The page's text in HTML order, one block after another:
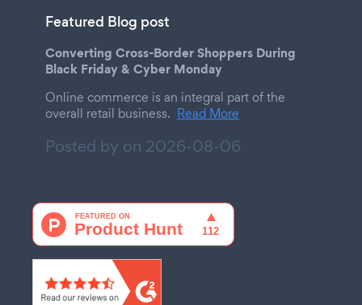
Featured Blog post
Converting Cross-Border Shoppers During
Black Friday & Cyber Monday
Online commerce is an integral part of the
overall retail business. Read More
Posted by on 2026-08-06